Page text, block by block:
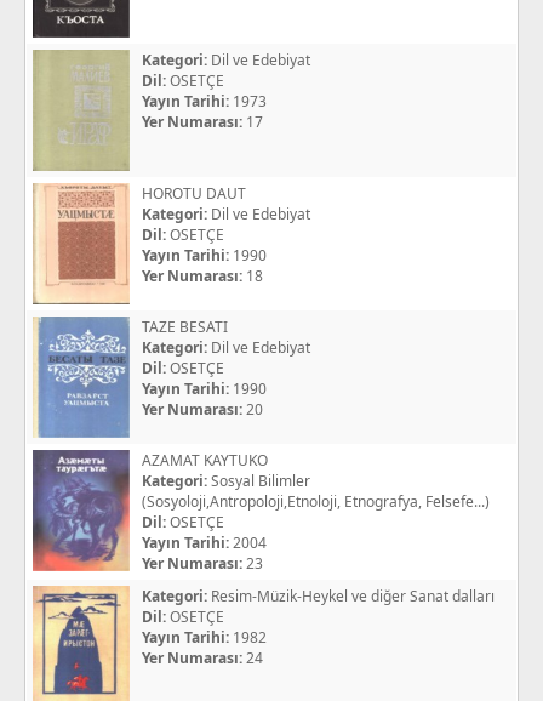
Kategori: Dil ve Edebiyat
Dil:OSETÇE
Yayın Tarihi: 1973
Yer Numarası: 17
HOROTU DAUT
Kategori: Dil ve Edebiyat
Dil:OSETÇE
Yayın Tarihi: 1990
Yer Numarası: 18
TAZE BESATI
Kategori: Dil ve Edebiyat
Dil:OSETÇE
Yayın Tarihi: 1990
Yer Numarası:20
AZAMAT KAYTUKO
Kategori:Sosyal Bilimler
(Sosyoloji,Antropoloji,Etnoloji, Etnografya, Felsefe...)
Dil:OSETÇE
Yayın Tarihi:2004
Yer Numarası:23
Kategori: Resim-Müzik-Heykel ve diğer Sanat dalları
Dil:OSETÇE
Yayın Tarihi: 1982
Yer Numarası:24